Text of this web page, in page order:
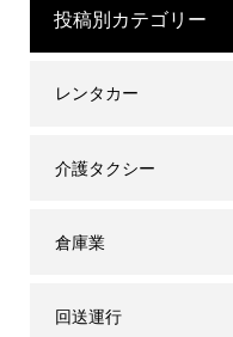
投稿別カテゴリー
レンタカー
介護タクシー
倉庫業
回送運行